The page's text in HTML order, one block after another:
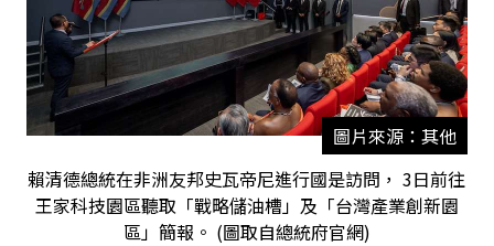
圖片來源：其他
賴清德總統在非洲友邦史瓦帝尼進行國是訪問， 3日前往
王家科技園區聽取「戰略儲油槽」及「台灣產業創新園
區」簡報。 (圖取自總統府官網)